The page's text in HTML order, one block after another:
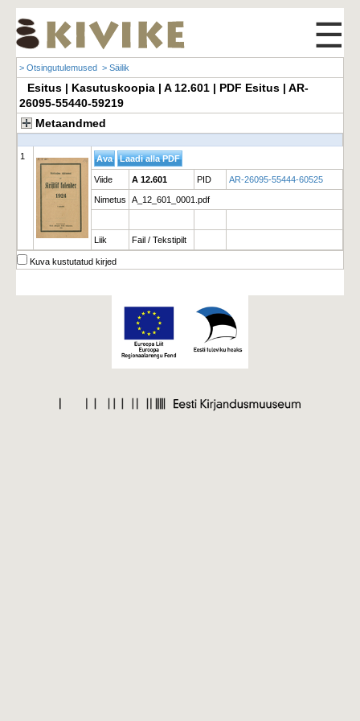
☰
> Otsingutulemused > Säilik
Esitus | Kasutuskoopia | A 12.601 | PDF Esitus | AR-
26095-55440-59219
Metaandmed
1
Viide A 12.601 PID AR-26095-55444-60525
Nimetus A_12_601_0001.pdf
Liik Fail / Tekstipilt
Kuva kustutatud kirjed